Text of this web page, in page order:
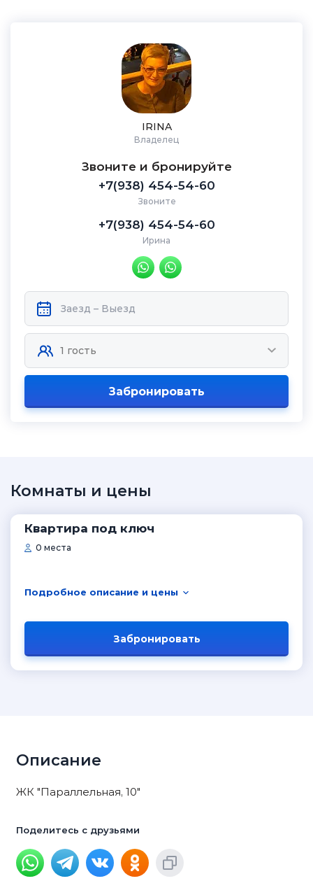
IRINA
Владелец
Звоните и бронируйте
+7(938) 454-54-60
Звоните
+7(938) 454-54-60
Ирина
Забронировать
Комнаты и цены
Квартира под ключ
0 места
Подробное описание и цены
Забронировать
Описание
ЖК "Параллельная, 10"
Поделитесь с друзьями